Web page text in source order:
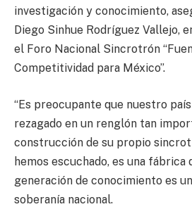
investigación y conocimiento,
Diego Sinhue Rodríguez Vallejo,
el Foro Nacional Sincrotrón
Competitividad para México”.
“Es preocupante que nuestro
rezagado en un renglón tan
construcción de su propio
hemos escuchado, es una
generación de conocimiento es
soberanía nacional.